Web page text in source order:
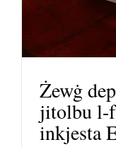
Żewġ
jitolbu l-
inkjesta